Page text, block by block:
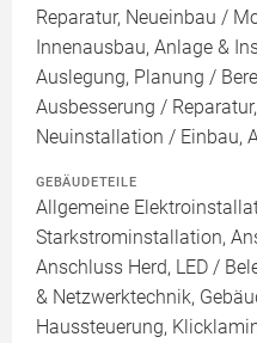
Reparatur, Neueinbau /
Innenausbau, Anlage &
Auslegung, Planung /
Ausbesserung /
Neuinstallation / Einbau,
GEBÄUDETEILE
Allgemeine
Starkstrominstallation,
Anschluss Herd, LED /
& Netzwerktechnik,
Haussteuerung,